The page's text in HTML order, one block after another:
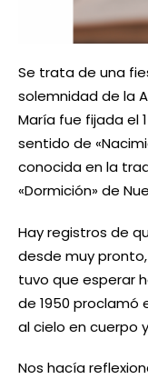
Se trata de una
solemnidad de la
María fue fijada el
sentido de
conocida en la
«Dormición» de
Hay registros de
desde muy
tuvo que esperar
de 1950 proclamó
al cielo en cuerpo
Nos hacía